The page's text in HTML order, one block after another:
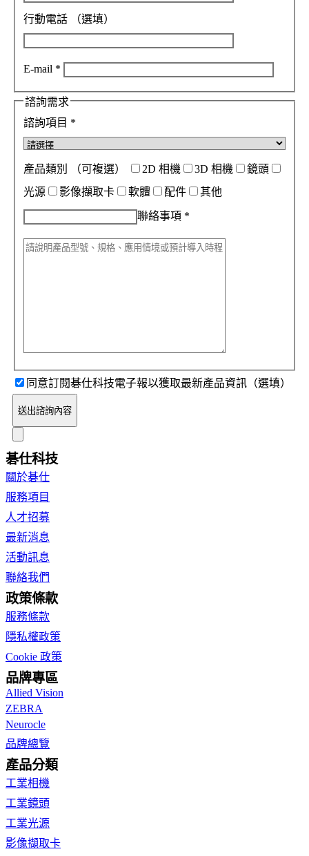
行動電話 （選填）
E-mail *
諮詢需求
諮詢項目 *
產品類別 （可複選） 2D 相機 3D 相機
鏡頭
光源
影像擷取卡 軟體 配件 其他
聯絡事項 *
同意訂閱碁仕科技電子報以獲取最新產品資訊（選填）
送出諮詢內容
碁仕科技
關於碁仕
服務項目
人才招募
最新消息
活動訊息
聯絡我們
政策條款
服務條款
隱私權政策
Cookie 政策
品牌專區
Allied Vision
ZEBRA
Neurocle
品牌總覽
產品分類
工業相機
工業鏡頭
工業光源
影像擷取卡